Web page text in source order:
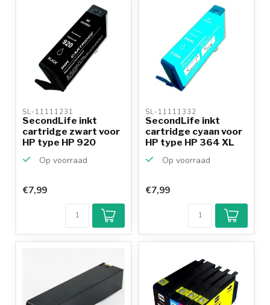
SL-11111231
SecondLife inkt
cartridge zwart voor
HP type HP 920
Op voorraad
€7,99
SL-11111332
SecondLife inkt
cartridge cyaan voor
HP type HP 364 XL
Op voorraad
€7,99